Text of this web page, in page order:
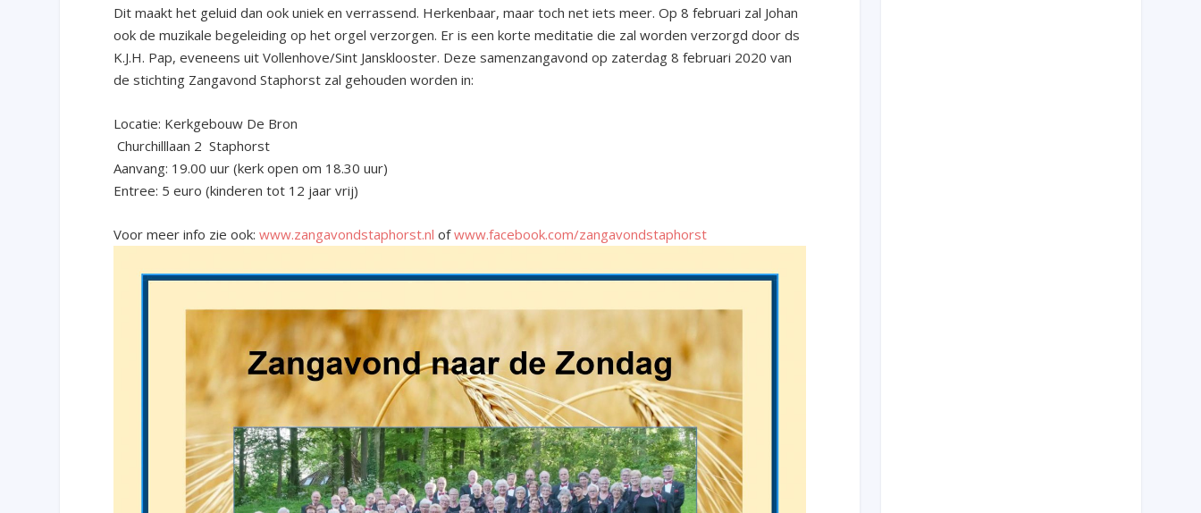
Dit maakt het geluid dan ook uniek en verrassend. Herkenbaar, maar toch net iets meer. Op 8 februari zal Johan
ook de muzikale begeleiding op het orgel verzorgen. Er is een korte meditatie die zal worden verzorgd door ds
K.J.H. Pap, eveneens uit Vollenhove/Sint Jansklooster. Deze samenzangavond op zaterdag 8 februari 2020 van
de stichting Zangavond Staphorst zal gehouden worden in:
Locatie: Kerkgebouw De Bron
Churchilllaan 2 Staphorst
Aanvang: 19.00 uur (kerk open om 18.30 uur)
Entree: 5 euro (kinderen tot 12 jaar vrij)
Voor meer info zie ook:www.zangavondstaphorst.nl ofwww.facebook.com/zangavondstaphorst